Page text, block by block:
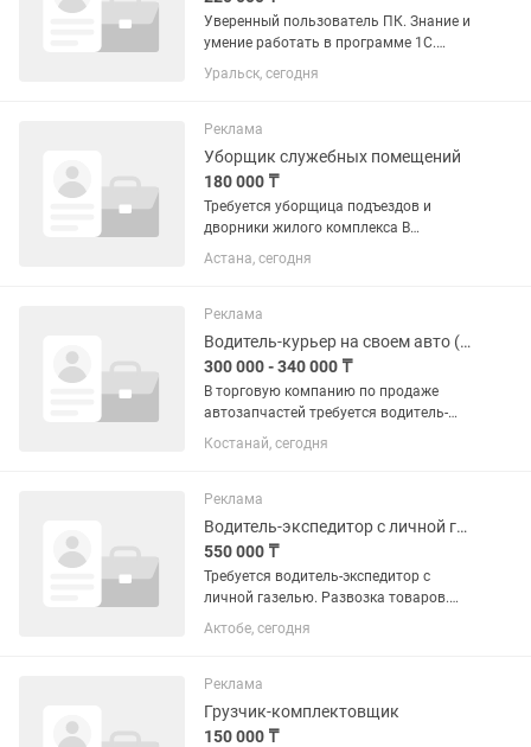
Уверенный пользователь ПК. Знание и
умение работать в программе 1С.
Ответственный, коммуникабельный,
умеющий работать в
перемещение, отпуск и отгрузка
товаров.
Уральск, сегодня
Реклама
Уборщик служебных помещений
180 000 ₸
Требуется уборщица подъездов и
дворники жилого комплекса В
управляющую компанию требуется
уборщица для уборки подъездов
График работы: с 08:00 до
выполнения...
Астана, сегодня
Реклама
Водитель-курьер на своем авто (Рудный, Лисаковск, Карабалык)
300 000 - 340 000 ₸
В торговую компанию по продаже
автозапчастей требуется водитель-
экспедитор на личном Авто (подойдет
легковой) для доставки заказов
Карабалык. ГСМ отдельно
оплачивается....
Костанай, сегодня
Реклама
Водитель-экспедитор с личной газелью
550 000 ₸
Требуется водитель-экспедитор с
личной газелью. Развозка товаров.
Оплата 500 000+50 000 ГСМ. В команде
у вас так же будет грузчик, с которым
ИП на общем...
Актобе, сегодня
Реклама
Грузчик-комплектовщик
150 000 ₸